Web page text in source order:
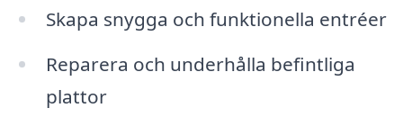
Skapa snygga och funktionella entréer
Reparera och underhålla befintliga
plattor